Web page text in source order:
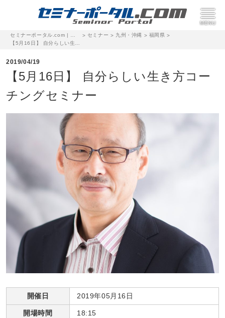
> セミナー > 九州・沖縄 > 福岡県 >
2019/04/19
【5月16日】 自分らしい生き方コー
チングセミナー
開催日 2019年05月16日
開場時間 18:15